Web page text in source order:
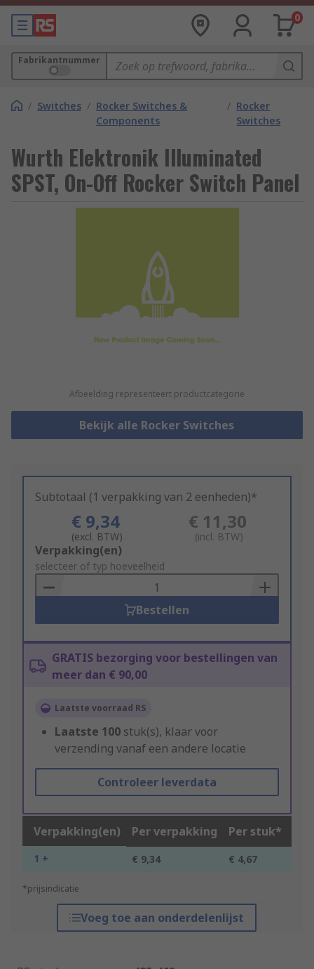
0
Fabrikantnummer
/ Switches / Rocker Switches &
Components
/ Rocker
Switches
Wurth Elektronik Illuminated
SPST, On-Off Rocker Switch Panel
Afbeelding representeert productcategorie
Bekijk alle Rocker Switches
Subtotaal (1 verpakking van 2 eenheden)*
€ 9,34
(excl. BTW)
€ 11,30
(incl. BTW)
Add
to
Basket
Verpakking(en)
selecteer of typ hoeveelheid
Bestellen
GRATIS bezorging voor bestellingen van
meer dan € 90,00
Laatste voorraad RS
Laatste 100 stuk(s), klaar voor
verzending vanaf een andere locatie
Controleer leverdata
Verpakking(en) Per verpakking Per stuk*
1 + € 9,34 € 4,67
*prijsindicatie
Voeg toe aan onderdelenlijst